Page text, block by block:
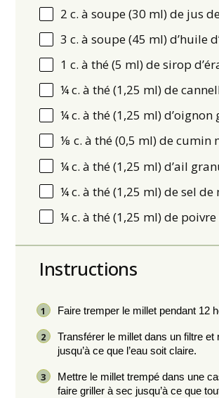
2 c. à soupe (30 ml) de jus
3 c. à soupe (45 ml) d’huile
1 c. à thé (5 ml) de sirop
¼c. à thé (1,25 ml) de
¼c. à thé (1,25 ml) d’oignon
⅛ c. à thé (0,5 ml) de cumin
¼c. à thé (1,25 ml) d’ail
¼c. à thé (1,25 ml) de sel de
¼c. à thé (1,25 ml) de
Instructions
Faire tremper le millet pendant 12
Transférer le millet dans un filtre et
jusqu’à ce que l’eau soit claire.
Mettre le millet trempé dans une
faire griller à sec jusqu’à ce que